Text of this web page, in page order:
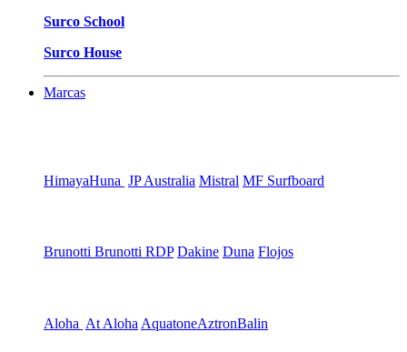
Surco School
Surco House
Marcas
HimayaHuna JP Australia Mistral MF Surfboard
Brunotti Brunotti RDP Dakine Duna Flojos
Aloha At Aloha AquatoneAztronBalin